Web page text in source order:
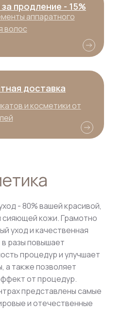
продление - 15%
аппаратного
волос
доставка
и косметики от
- 80% вашей красивой,
сияющей кожи. Грамотно
уход и качественная
разы повышает
процедур и улучшает
а также позволяет
от процедур.
представлены самые
и отечественные